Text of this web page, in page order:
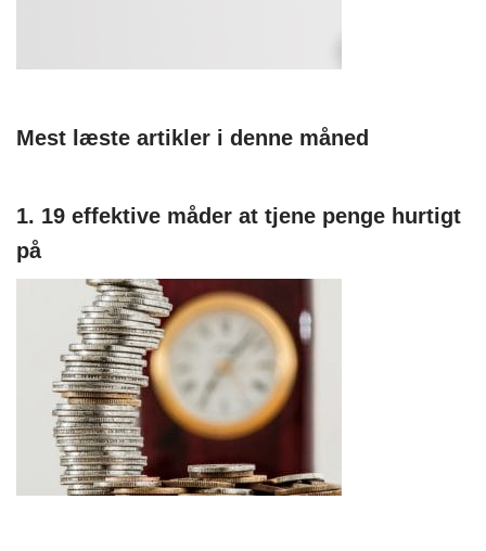
Mest læste artikler i denne måned
1. 19 effektive måder at tjene penge hurtigt
på